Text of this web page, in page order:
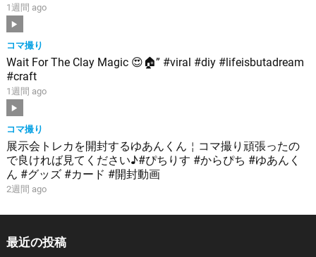
1週間 ago
コマ撮り
Wait For The Clay Magic 😍🏠” #viral #diy #lifeisbutadream
#craft
1週間 ago
コマ撮り
展示会トレカを開封するゆあんくん￤コマ撮り頑張ったの
で良ければ見てください♪#ぴちりす #からぴち #ゆあんく
ん #グッズ #カード #開封動画
2週間 ago
最近の投稿